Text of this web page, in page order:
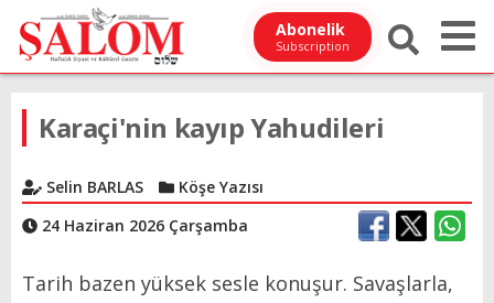
Abonelik
Subscription
Karaçi'nin kayıp Yahudileri
Selin BARLAS
Köşe Yazısı
24 Haziran 2026 Çarşamba
Tarih bazen yüksek sesle konuşur. Savaşlarla,